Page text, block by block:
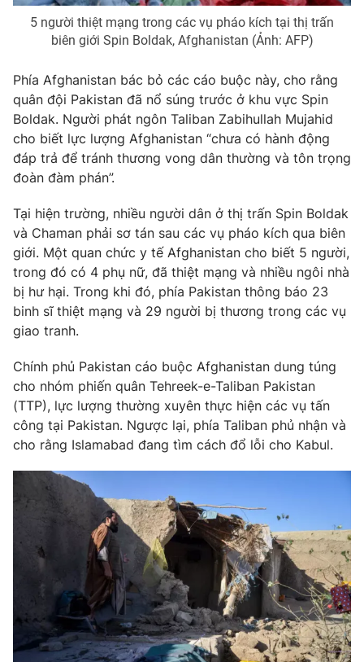
THỜI BÁO VTV
Theo dõi báo trên
Cơ quan chủ quản:Đài Truyền hình Việt Nam
Cơ quan báo chí:Thời báo VTV
Giấy phép hoạt động báo in và báo điện tử số 483/GP-BTTTT
Tổng Biên tập:Vũ Thanh Thủy
Phó Tổng Biên tập:
Nguyễn Thị Mỹ Hạnh, Phạm Quốc Thắng,
Nguyễn Trọng Ninh
Tổng đài VTV:
024.38 355 931 - 024.38 355 932
Ðiện thoại Thời báo VTV: 024.66 897 897
Email:toasoan@vtv.vn
® Cấm sao chép dưới mọi hình thức nếu không có sự chấp
thuận bằng văn bản. Ghi rõ nguồn VTV.vn khi phát hành lại
thông tin từ website này.
5 người thiệt mạng trong các vụ pháo kích tại thị trấn
biên giới Spin Boldak, Afghanistan (Ảnh: AFP)
Phía Afghanistan bác bỏ các cáo buộc này, cho rằng
quân đội Pakistan đã nổ súng trước ở khu vực Spin
Boldak. Người phát ngôn Taliban Zabihullah Mujahid
cho biết lực lượng Afghanistan “chưa có hành động
đáp trả để tránh thương vong dân thường và tôn trọng
đoàn đàm phán”.
Tại hiện trường, nhiều người dân ở thị trấn Spin Boldak
và Chaman phải sơ tán sau các vụ pháo kích qua biên
giới. Một quan chức y tế Afghanistan cho biết 5 người,
trong đó có 4 phụ nữ, đã thiệt mạng và nhiều ngôi nhà
bị hư hại. Trong khi đó, phía Pakistan thông báo 23
binh sĩ thiệt mạng và 29 người bị thương trong các vụ
giao tranh.
Chính phủ Pakistan cáo buộc Afghanistan dung túng
cho nhóm phiến quân Tehreek-e-Taliban Pakistan
(TTP), lực lượng thường xuyên thực hiện các vụ tấn
công tại Pakistan. Ngược lại, phía Taliban phủ nhận và
cho rằng Islamabad đang tìm cách đổ lỗi cho Kabul.